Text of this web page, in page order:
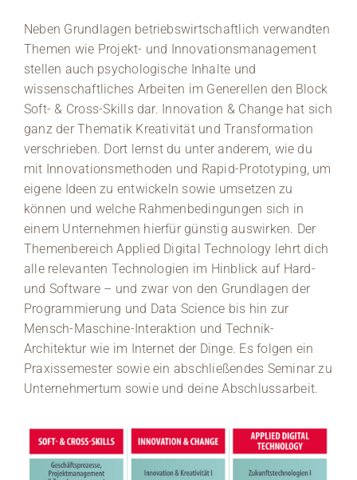
Neben Grundlagen betriebswirtschaftlich verwandten
Themen wie Projekt- und Innovationsmanagement
stellen auch psychologische Inhalte und
wissenschaftliches Arbeiten im Generellen den Block
Soft- & Cross-Skills dar. Innovation & Change hat sich
ganz der Thematik Kreativität und Transformation
verschrieben. Dort lernst du unter anderem, wie du
mit Innovationsmethoden und Rapid-Prototyping, um
eigene Ideen zu entwickeln sowie umsetzen zu
können und welche Rahmenbedingungen sich in
einem Unternehmen hierfür günstig auswirken. Der
Themenbereich Applied Digital Technology lehrt dich
alle relevanten Technologien im Hinblick auf Hard-
und Software – und zwar von den Grundlagen der
Programmierung und Data Science bis hin zur
Mensch-Maschine-Interaktion und Technik-
Architektur wie im Internet der Dinge. Es folgen ein
Praxissemester sowie ein abschließendes Seminar zu
Unternehmertum sowie und deine Abschlussarbeit.